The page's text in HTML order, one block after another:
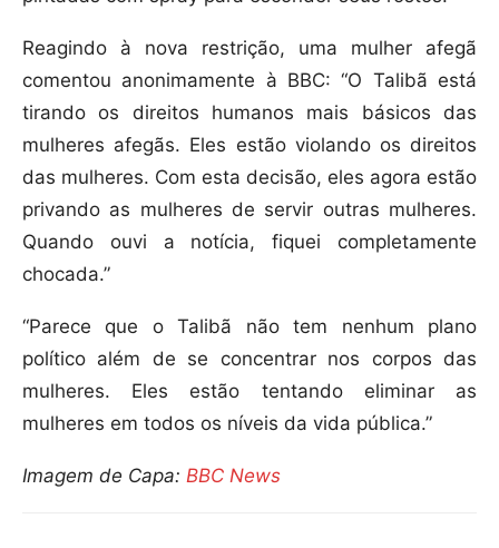
Reagindo à nova restrição, uma mulher afegã
comentou anonimamente à BBC: “O Talibã está
tirando os direitos humanos mais básicos das
mulheres afegãs. Eles estão violando os direitos
das mulheres. Com esta decisão, eles agora estão
privando as mulheres de servir outras mulheres.
Quando ouvi a notícia, fiquei completamente
chocada.”
“Parece que o Talibã não tem nenhum plano
político além de se concentrar nos corpos das
mulheres. Eles estão tentando eliminar as
mulheres em todos os níveis da vida pública.”
Imagem de Capa: BBC News